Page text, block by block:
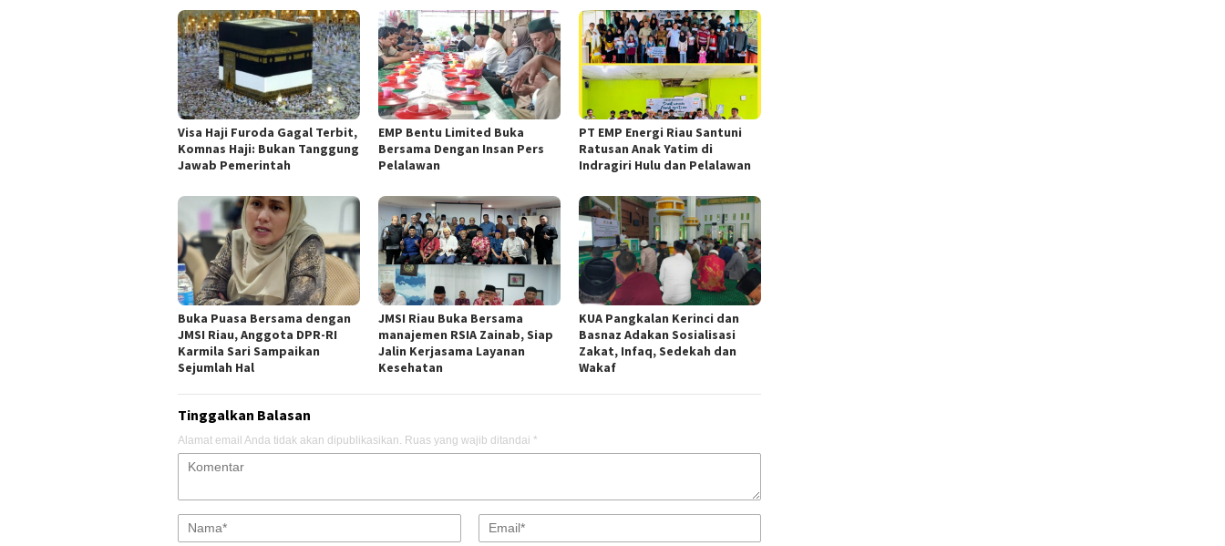
Visa Haji Furoda Gagal Terbit,
Komnas Haji: Bukan Tanggung
Jawab Pemerintah
EMP Bentu Limited Buka
Bersama Dengan Insan Pers
Pelalawan
PT EMP Energi Riau Santuni
Ratusan Anak Yatim di
Indragiri Hulu dan Pelalawan
Buka Puasa Bersama dengan
JMSI Riau, Anggota DPR-RI
Karmila Sari Sampaikan
Sejumlah Hal
JMSI Riau Buka Bersama
manajemen RSIA Zainab, Siap
Jalin Kerjasama Layanan
Kesehatan
KUA Pangkalan Kerinci dan
Basnaz Adakan Sosialisasi
Zakat, Infaq, Sedekah dan
Wakaf
Tinggalkan Balasan
Alamat email Anda tidak akan dipublikasikan. Ruas yang wajib ditandai *